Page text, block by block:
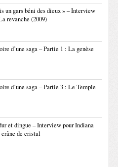
un gars béni des dieux » – Interview
revanche (2009)
d’une saga – Partie 1 : La genèse
d’une saga – Partie 3 : Le Temple
et dingue – Interview pour Indiana
crâne de cristal